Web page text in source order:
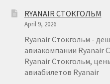
RYANAIR СТОКГОЛЬМ
April 9, 2026
Ryanair Стокгольм -
авиакомпании Ryanair
Ryanair Стокгольм,
авиабилетов Ryanair